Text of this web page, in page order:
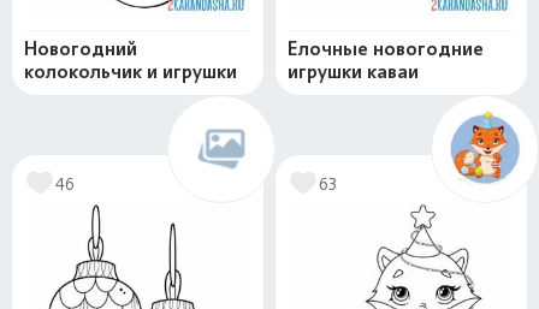
Новогодний
колокольчик и игрушки
Елочные новогодние
игрушки каваи
46 63